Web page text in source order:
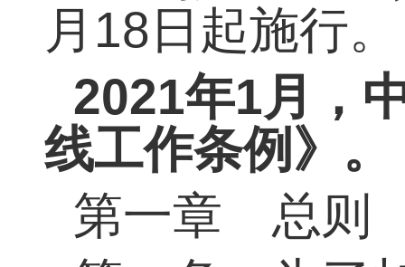
月 18日起施行。
2021年1月，
线工作条例》。
第一章 总则